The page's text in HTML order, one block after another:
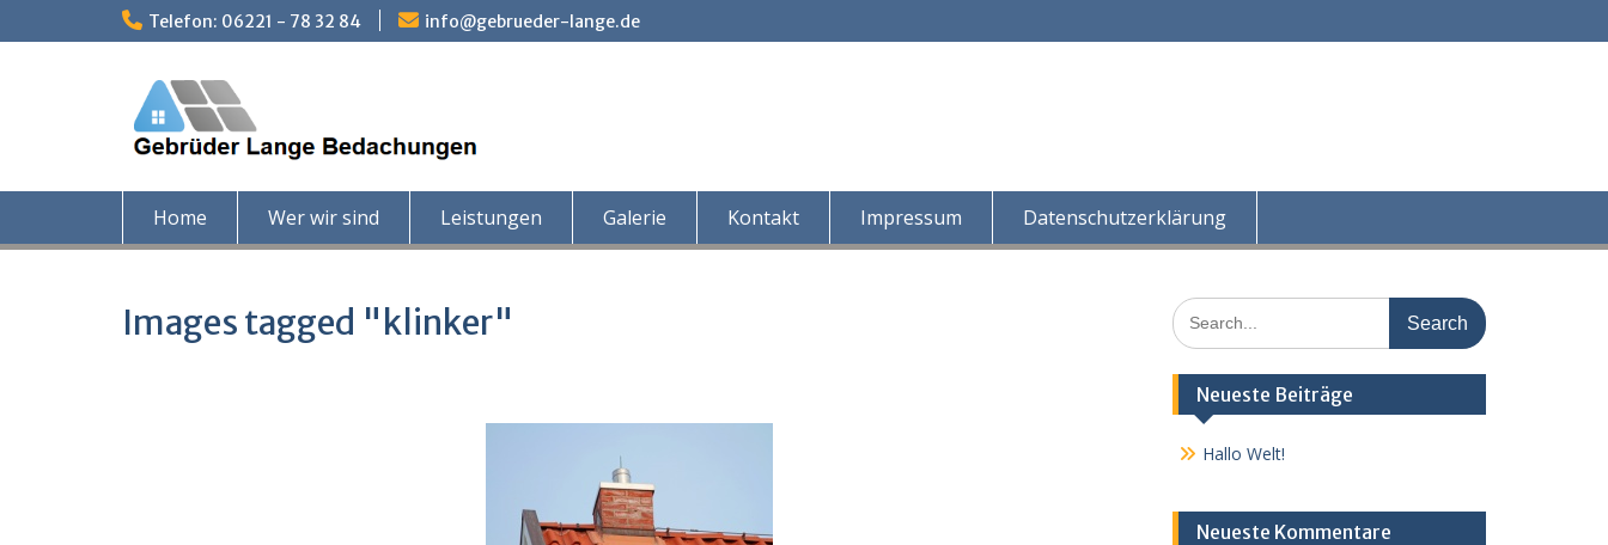
to
Telefon: 06221 - 78 32 84 info@gebrueder-lange.de
Home Wer wir sind Leistungen Galerie Kontakt Impressum Datenschutzerklärung
Images tagged "klinker"
Search
for:
Neueste Beiträge
Hallo Welt!
Neueste Kommentare